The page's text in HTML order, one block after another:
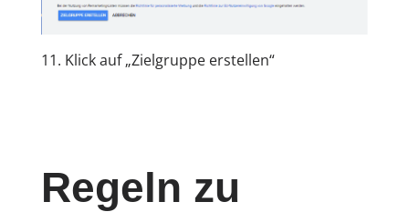
11. Klick auf „Zielgruppe erstellen“
Regeln zu